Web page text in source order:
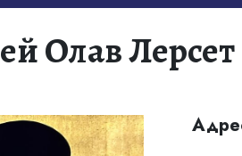
Олав Лерсет